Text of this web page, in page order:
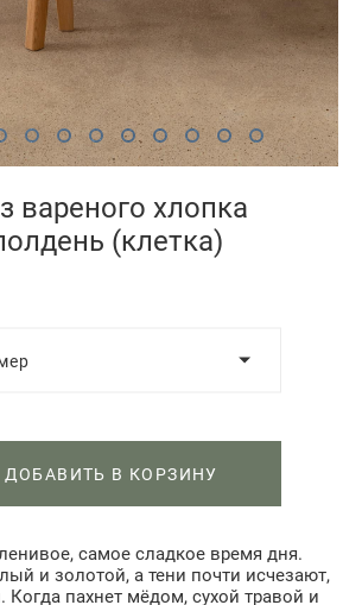
вареного хлопка
(клетка)
ДОБАВИТЬ В КОРЗИНУ
самое сладкое время дня.
и золотой, а тени почти исчезают,
Когда пахнет мёдом, сухой травой и